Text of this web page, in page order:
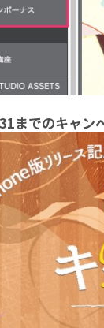
までのキャン